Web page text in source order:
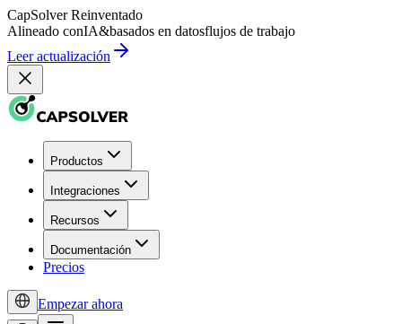
CapSolver Reinventado
Alineado conIA&basados en datosflujos de trabajo
Leer actualización
Productos
Integraciones
Recursos
Documentación
Precios
Empezar ahora